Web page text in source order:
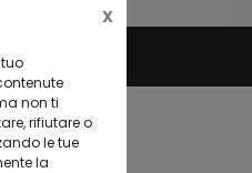
non ti
rifiutare o
le tue
la
X